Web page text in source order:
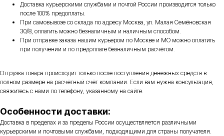
Доставка курьерскими службами и почтой России производится только
после 100% предоплаты.
При самовывозе со склада по адресу Москва, ул. Малая Семёновская
30/8, оплатить можно безналичным и наличным способом.
При отправке заказа нашим курьером по Москве и МО можно оплатить
при получении и по предоплате безналичным расчётом.
Отгрузка товара происходит только после поступления денежных средств в
полном размере на расчётный счёт компании. Если вам нужна консультация,
свяжитесь с нами по телефону, указанному на сайте.
Особенности доставки:
Доставка в пределах и за пределы России осуществляется различными
курьерскими и почтовыми службами, подходящими для страны получателя.